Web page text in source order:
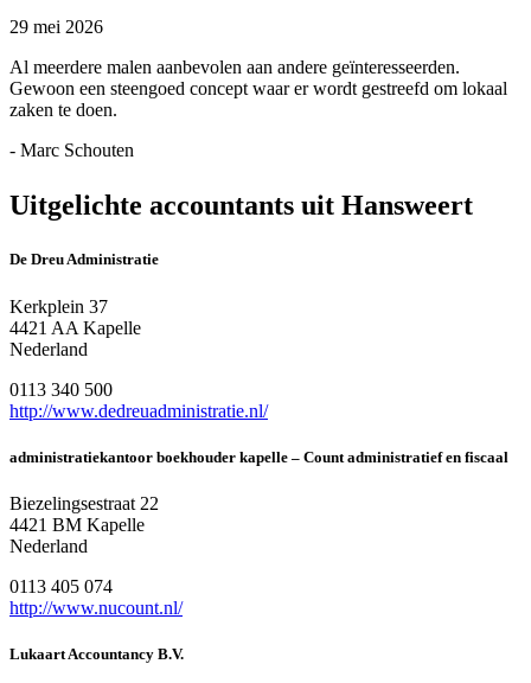
29 mei 2026
Al meerdere malen aanbevolen aan andere geïnteresseerden.
Gewoon een steengoed concept waar er wordt gestreefd om lokaal
zaken te doen.
- Marc Schouten
Uitgelichte accountants uit Hansweert
De Dreu Administratie
Kerkplein 37
4421 AA Kapelle
Nederland
0113 340 500
http://www.dedreuadministratie.nl/
administratiekantoor boekhouder kapelle – Count administratief en fiscaal
Biezelingsestraat 22
4421 BM Kapelle
Nederland
0113 405 074
http://www.nucount.nl/
Lukaart Accountancy B.V.